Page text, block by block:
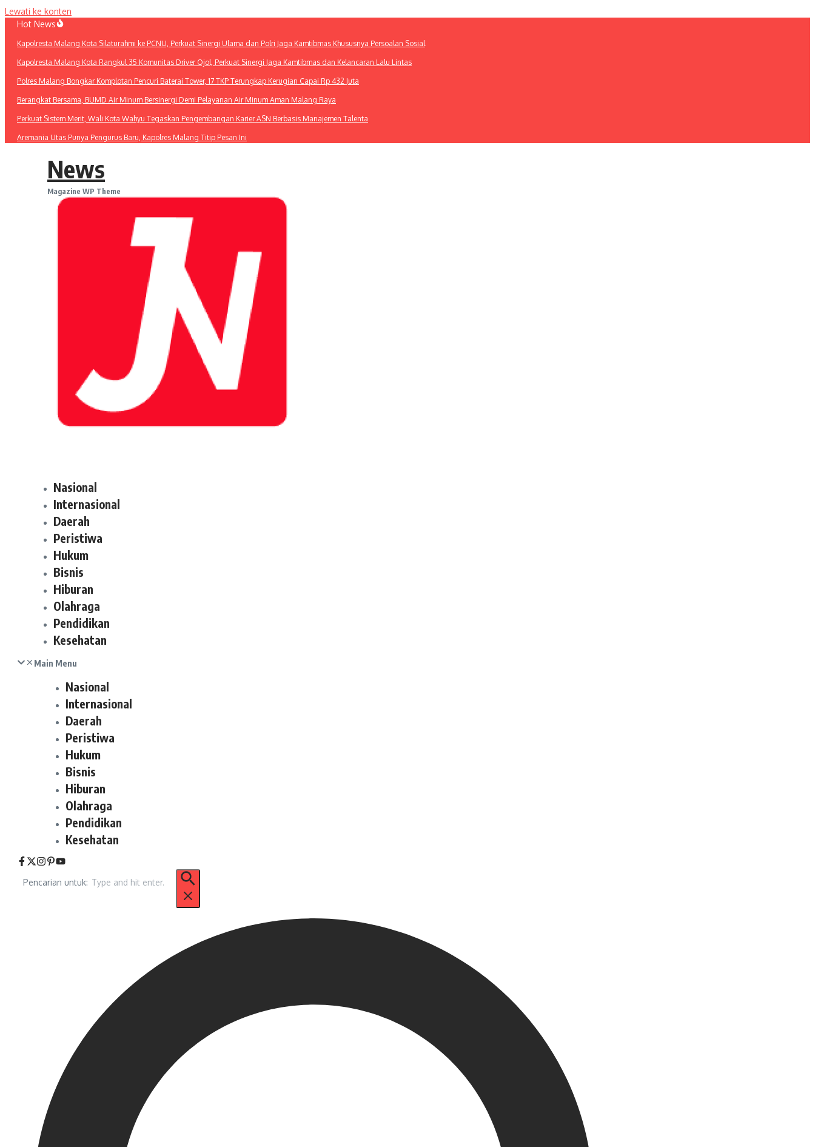
Lewati ke konten
Hot News
Kapolresta Malang Kota Silaturahmi ke PCNU, Perkuat Sinergi Ulama dan Polri Jaga Kamtibmas Khususnya Persoalan Sosial
Kapolresta Malang Kota Rangkul 35 Komunitas Driver Ojol, Perkuat Sinergi Jaga Kamtibmas dan Kelancaran Lalu Lintas
Polres Malang Bongkar Komplotan Pencuri Baterai Tower, 17 TKP Terungkap Kerugian Capai Rp 432 Juta
Berangkat Bersama, BUMD Air Minum Bersinergi Demi Pelayanan Air Minum Aman Malang Raya
Perkuat Sistem Merit, Wali Kota Wahyu Tegaskan Pengembangan Karier ASN Berbasis Manajemen Talenta
Aremania Utas Punya Pengurus Baru, Kapolres Malang Titip Pesan Ini
News
Magazine WP Theme
Nasional
Internasional
Daerah
Peristiwa
Hukum
Bisnis
Hiburan
Olahraga
Pendidikan
Kesehatan
Main Menu
Nasional
Internasional
Daerah
Peristiwa
Hukum
Bisnis
Hiburan
Olahraga
Pendidikan
Kesehatan
Pencarian untuk: